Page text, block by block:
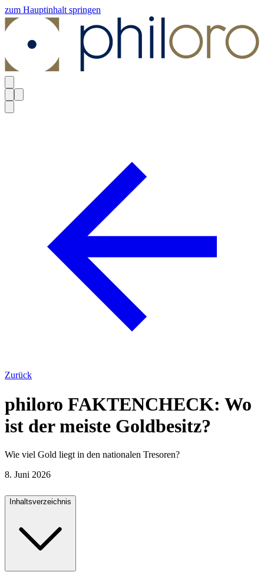
zum Hauptinhalt springen
Zurück
philoro FAKTENCHECK: Wo
ist der meiste Goldbesitz?
Wie viel Gold liegt in den nationalen Tresoren?
8. Juni 2026
Inhaltsverzeichnis